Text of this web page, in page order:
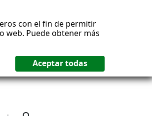
con el fin de permitir
web. Puede obtener más